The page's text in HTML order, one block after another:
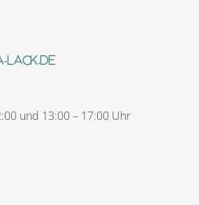
lack.de
und 13:00 – 17:00 Uhr